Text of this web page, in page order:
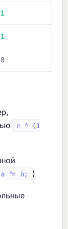
1
1
0
n ^ (1
^= b; )